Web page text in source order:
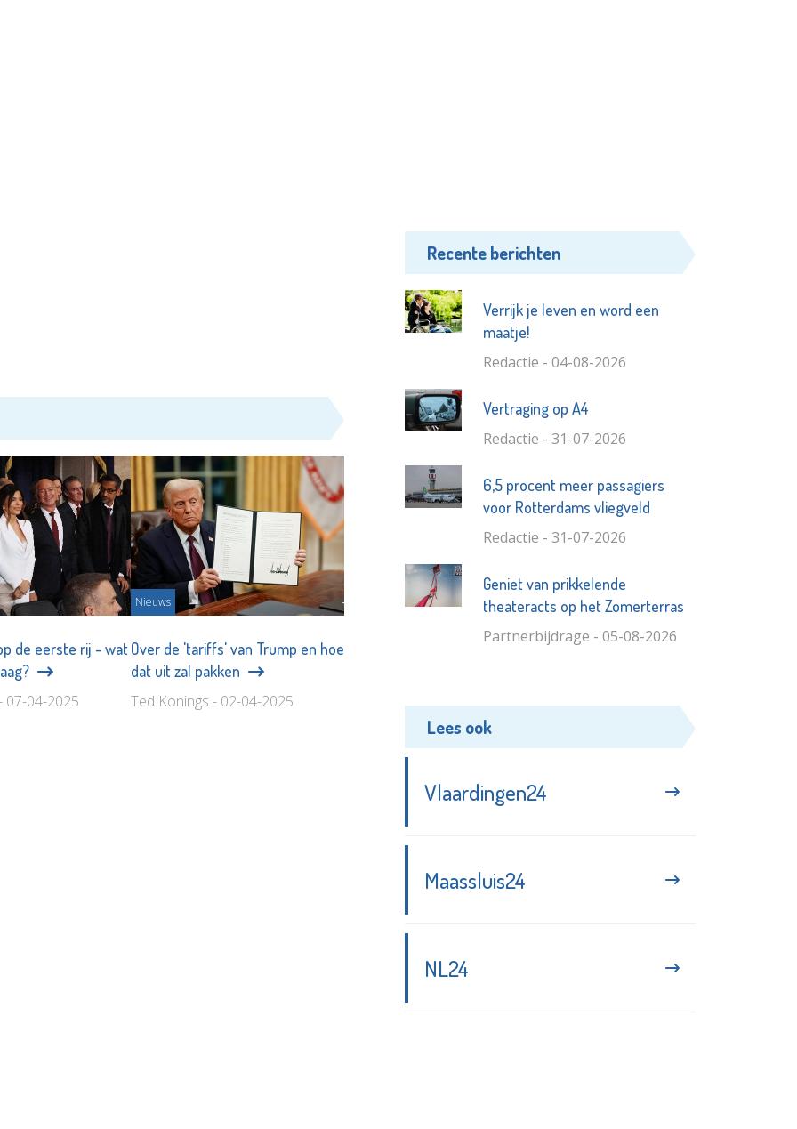
de eerste rij - wat
07-04-2025
Nieuws
Over de 'tariffs' van Trump en hoe
dat uit zal pakken
Ted Konings - 02-04-2025
Recente berichten
Verrijk je leven en word een
maatje!
Redactie - 04-08-2026
Vertraging op A4
Redactie - 31-07-2026
6,5 procent meer passagiers
voor Rotterdams vliegveld
Redactie - 31-07-2026
Geniet van prikkelende
theateracts op het Zomerterras
Partnerbijdrage - 05-08-2026
Lees ook
Vlaardingen24
Maassluis24
NL24